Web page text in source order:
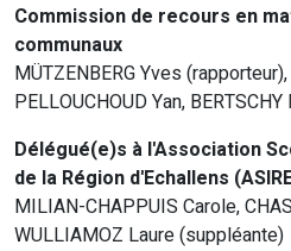
Commission de recours en
communaux
MÜTZENBERG Yves
PELLOUCHOUD Yan,
Délégué(e)s à l'Association
de la Région d'Echallens
MILIAN-CHAPPUIS Carole,
WULLIAMOZ Laure (suppléante)